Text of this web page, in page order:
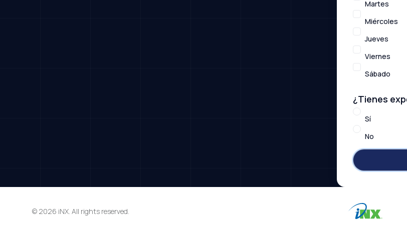
Martes
Miércoles
Jueves
Viernes
Sábado
¿Tienes
Sí
No
© 2026 iNX. All rights reserved.